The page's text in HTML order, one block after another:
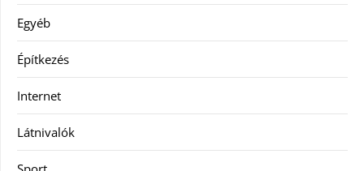
Egyéb
Építkezés
Internet
Látnivalók